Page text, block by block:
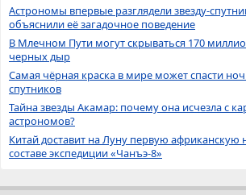
Астрономы впервые разглядели звезду-
объяснили её загадочное поведение
В Млечном Пути могут скрываться 170
черных дыр
Самая чёрная краска в мире может спасти
спутников
Тайна звезды Акамар: почему она исчезла с
астрономов?
Китай доставит на Луну первую
составе экспедиции «Чанъэ-8»